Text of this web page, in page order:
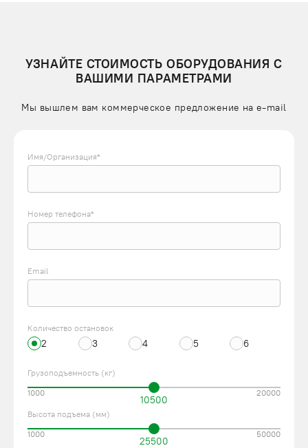
УЗНАЙТЕ СТОИМОСТЬ ОБОРУДОВАНИЯ С
ВАШИМИ ПАРАМЕТРАМИ
Мы вышлем вам коммерческое предложение на e-mail
Имя/Организация*
Номер телефона*
Email
Количество остановок
2 3 4 5 6
Грузоподъемность (кг)
10500
1000 20000
Высота подъема (мм)
25500
1000 50000